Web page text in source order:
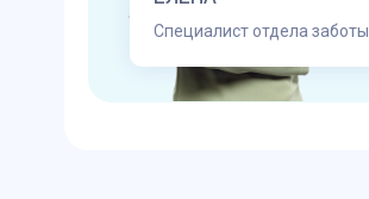
Специалист отдела заботы